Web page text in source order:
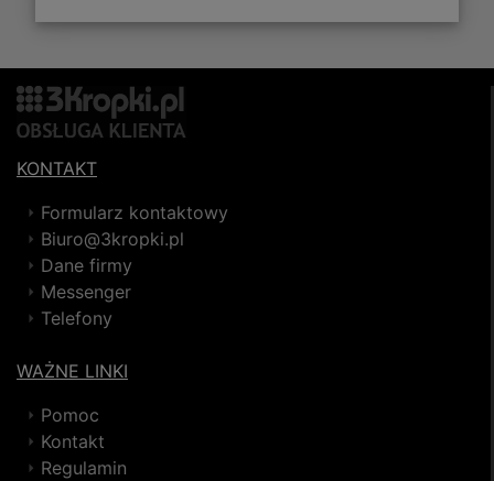
KONTAKT
Formularz kontaktowy
Biuro@3kropki.pl
Dane firmy
Messenger
Telefony
WAŻNE LINKI
Pomoc
Kontakt
Regulamin